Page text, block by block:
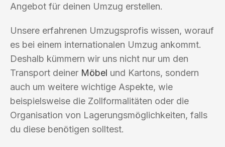
Angebot für deinen Umzug erstellen.
Unsere erfahrenen Umzugsprofis wissen, worauf
es bei einem internationalen Umzug ankommt.
Deshalb kümmern wir uns nicht nur um den
Transport deiner Möbel und Kartons, sondern
auch um weitere wichtige Aspekte, wie
beispielsweise die Zollformalitäten oder die
Organisation von Lagerungsmöglichkeiten, falls
du diese benötigen solltest.